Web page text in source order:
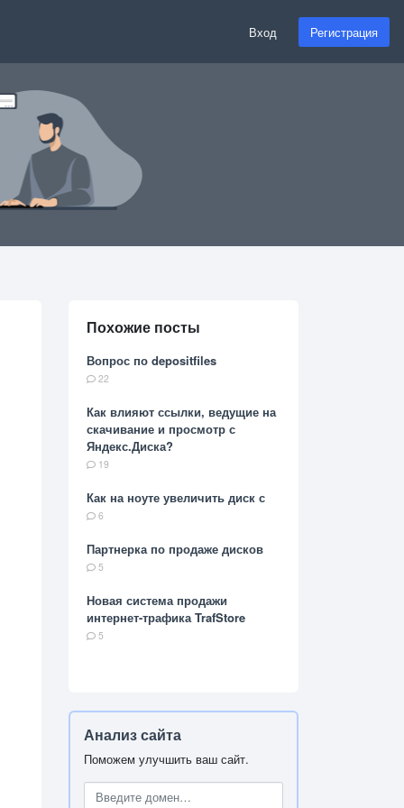
Вход Регистрация
Похожие посты
Вопрос по depositfiles
22
Как влияют ссылки, ведущие на
скачивание и просмотр с
Яндекс.Диска?
19
Как на ноуте увеличить диск с
6
Партнерка по продаже дисков
5
Новая система продажи
интернет-трафика TrafStore
5
Анализ сайта
Поможем улучшить ваш сайт.